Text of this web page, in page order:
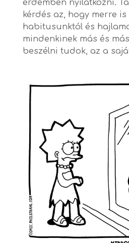
érdemben nyilatkozni.
kérdés az, hogy merre is
habitusunktól és
mindenkinek más és
beszélni tudok, az a